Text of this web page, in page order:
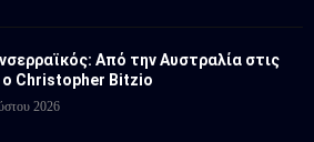
Από την Αυστραλία στις
ο Christopher Bitzio
2026